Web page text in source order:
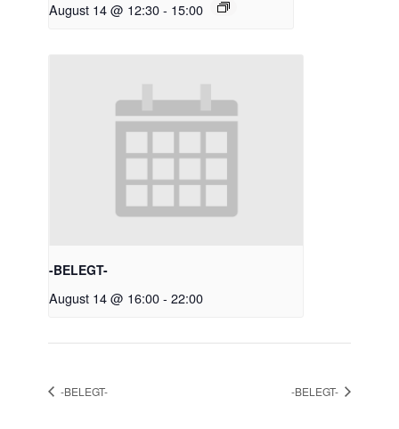
August 14 @ 12:30- 15:00
-BELEGT-
August 14 @ 16:00- 22:00
-BELEGT- -BELEGT-